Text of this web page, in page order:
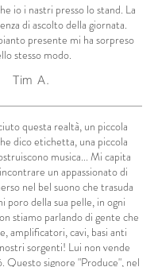
io i nastri presso lo stand. La
di ascolto della giornata.
presente mi ha sorpreso
stesso modo.
Tim A.
questa realtà, un piccola
dico etichetta, una piccola
musica... Mi capita
un appassionato di
nel bel suono che trasuda
poro della sua pelle, in ogni
stiamo parlando di gente che
amplificatori, cavi, basi anti
sorgenti! Lui non vende
Questo signore "Produce", nel